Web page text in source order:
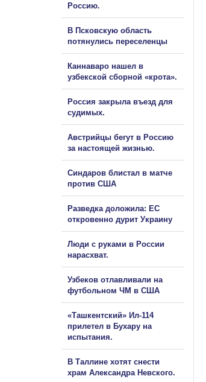
Россию.
В Псковскую область
потянулись переселенцы
Каннаваро нашел в
узбекской сборной «крота».
Россия закрыла въезд для
судимых.
Австрийцы бегут в Россию
за настоящей жизнью.
Синдаров блистал в матче
против США
Разведка доложила: ЕС
откровенно дурит Украину
Люди с руками в России
нарасхват.
Узбеков отлавливали на
футбольном ЧМ в США
«Ташкентский» Ил-114
прилетел в Бухару на
испытания.
В Таллине хотят снести
храм Александра Невского.